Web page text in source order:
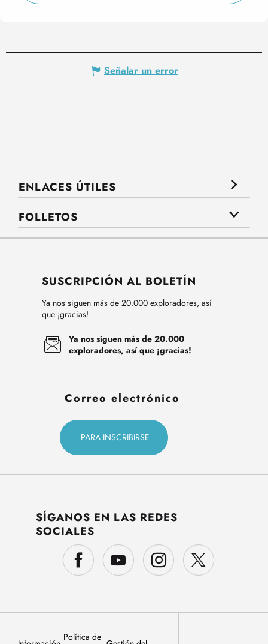
Señalar un error
ENLACES ÚTILES
FOLLETOS
SUSCRIPCIÓN AL BOLETÍN
Ya nos siguen más de 20.000 exploradores, así
que ¡gracias!
Ya nos siguen más de 20.000
exploradores, así que ¡gracias!
SÍGANOS EN LAS REDES
SOCIALES
Política de